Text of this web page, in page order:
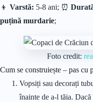
👦 Varstă: 5-8 ani; ⏰
puțină murdarie;
Foto credit:
Cum se construiește – pas cu
Vopsiți sau decorați
înainte de a-l tăia.